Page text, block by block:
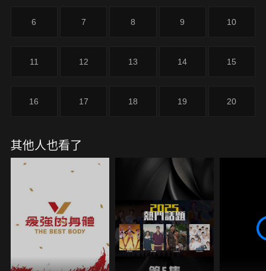
6 7 8 9 10
11 12 13 14 15
16 17 18 19 20
其他人也看了